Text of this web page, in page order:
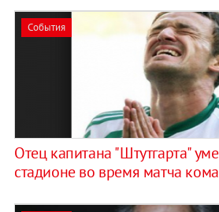
События
Отец капитана "Штутгарта"
стадионе во время матча